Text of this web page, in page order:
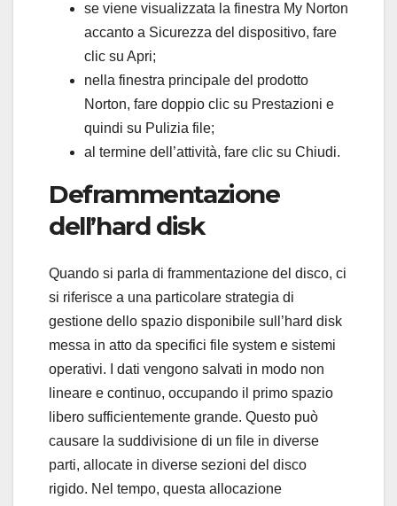
se viene visualizzata la finestra My Norton
accanto a Sicurezza del dispositivo, fare
clic su Apri;
nella finestra principale del prodotto
Norton, fare doppio clic su Prestazioni e
quindi su Pulizia file;
al termine dell’attività, fare clic su Chiudi.
Deframmentazione
dell’hard disk
Quando si parla di frammentazione del disco, ci
si riferisce a una particolare strategia di
gestione dello spazio disponibile sull’hard disk
messa in atto da specifici file system e sistemi
operativi. I dati vengono salvati in modo non
lineare e continuo, occupando il primo spazio
libero sufficientemente grande. Questo può
causare la suddivisione di un file in diverse
parti, allocate in diverse sezioni del disco
rigido. Nel tempo, questa allocazione